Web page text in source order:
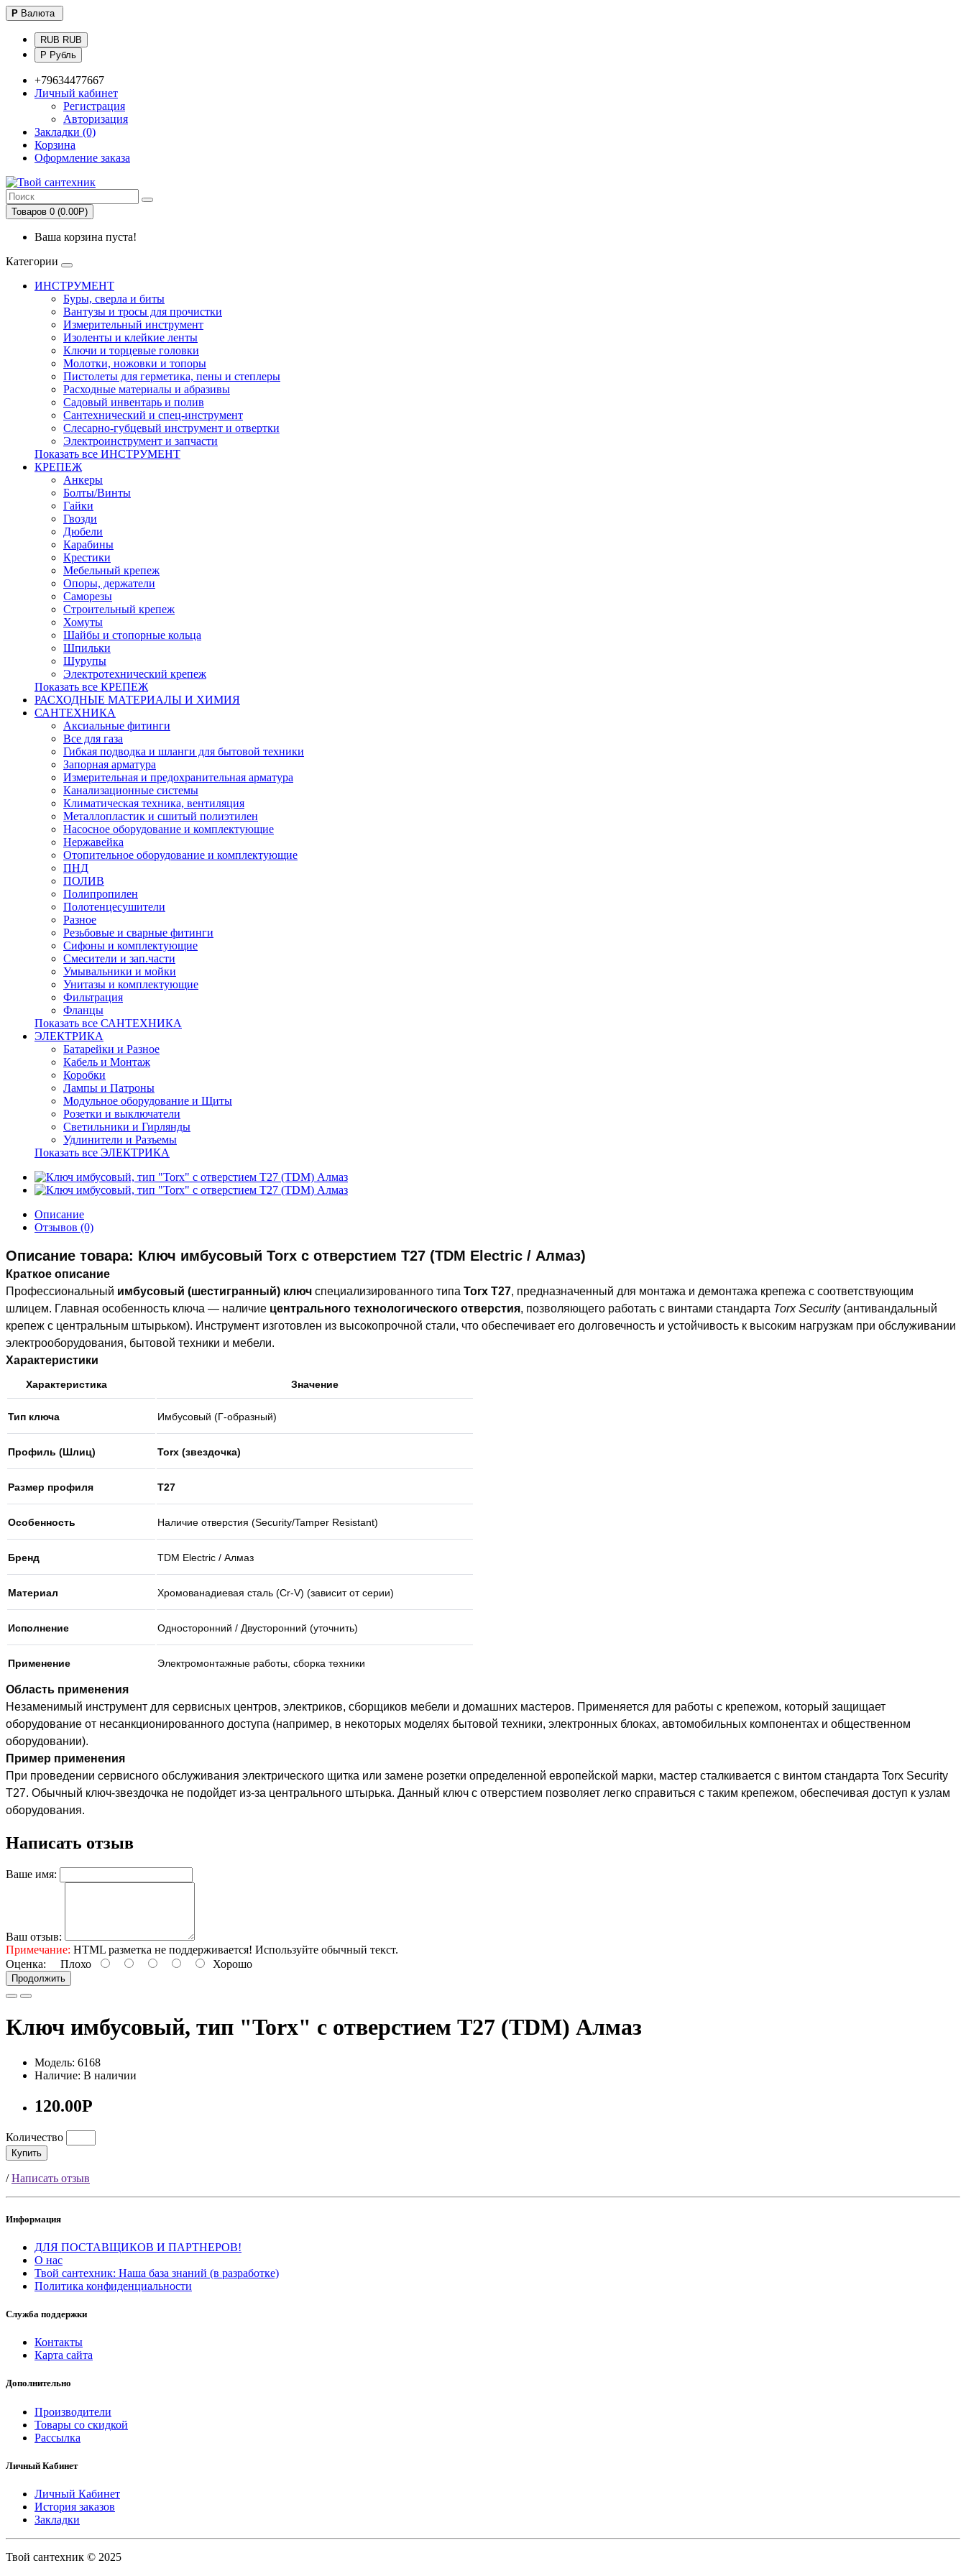
Р Валюта
RUB RUB
Р Рубль
+79634477667
Личный кабинет
Регистрация
Авторизация
Закладки (0)
Корзина
Оформление заказа
Товаров 0 (0.00Р)
Ваша корзина пуста!
Категории
ИНСТРУМЕНТ
Буры, сверла и биты
Вантузы и тросы для прочистки
Измерительный инструмент
Изоленты и клейкие ленты
Ключи и торцевые головки
Молотки, ножовки и топоры
Пистолеты для герметика, пены и степлеры
Расходные материалы и абразивы
Садовый инвентарь и полив
Сантехнический и спец-инструмент
Слесарно-губцевый инструмент и отвертки
Электроинструмент и запчасти
Показать все ИНСТРУМЕНТ
КРЕПЕЖ
Анкеры
Болты/Винты
Гайки
Гвозди
Дюбели
Карабины
Крестики
Мебельный крепеж
Опоры, держатели
Саморезы
Строительный крепеж
Хомуты
Шайбы и стопорные кольца
Шпильки
Шурупы
Электротехнический крепеж
Показать все КРЕПЕЖ
РАСХОДНЫЕ МАТЕРИАЛЫ И ХИМИЯ
САНТЕХНИКА
Аксиальные фитинги
Все для газа
Гибкая подводка и шланги для бытовой техники
Запорная арматура
Измерительная и предохранительная арматура
Канализационные системы
Климатическая техника, вентиляция
Металлопластик и сшитый полиэтилен
Насосное оборудование и комплектующие
Нержавейка
Отопительное оборудование и комплектующие
ПНД
ПОЛИВ
Полипропилен
Полотенцесушители
Разное
Резьбовые и сварные фитинги
Сифоны и комплектующие
Смесители и зап.части
Умывальники и мойки
Унитазы и комплектующие
Фильтрация
Фланцы
Показать все САНТЕХНИКА
ЭЛЕКТРИКА
Батарейки и Разное
Кабель и Монтаж
Коробки
Лампы и Патроны
Модульное оборудование и Щиты
Розетки и выключатели
Светильники и Гирлянды
Удлинители и Разъемы
Показать все ЭЛЕКТРИКА
Описание
Отзывов (0)
Описание товара: Ключ имбусовый Torx с отверстием Т27 (TDM Electric / Алмаз)
Краткое описание
Профессиональный имбусовый (шестигранный) ключ специализированного типа Torx T27, предназначенный для монтажа и демонтажа крепежа с соответствующим
шлицем. Главная особенность ключа — наличие центрального технологического отверстия, позволяющего работать с винтами стандарта Torx Security(антивандальный
крепеж с центральным штырьком). Инструмент изготовлен из высокопрочной стали, что обеспечивает его долговечность и устойчивость к высоким нагрузкам при обслуживании
электрооборудования, бытовой техники и мебели.
Характеристики
Характеристика Значение
Тип ключа Имбусовый (Г-образный)
Профиль (Шлиц) Torx (звездочка)
Размер профиля T27
Особенность Наличие отверстия (Security/Tamper Resistant)
Бренд TDM Electric / Алмаз
Материал Хромованадиевая сталь (Cr-V) (зависит от серии)
Исполнение Односторонний / Двусторонний (уточнить)
Применение Электромонтажные работы, сборка техники
Область применения
Незаменимый инструмент для сервисных центров, электриков, сборщиков мебели и домашних мастеров. Применяется для работы с крепежом, который защищает
оборудование от несанкционированного доступа (например, в некоторых моделях бытовой техники, электронных блоках, автомобильных компонентах и общественном
оборудовании).
Пример применения
При проведении сервисного обслуживания электрического щитка или замене розетки определенной европейской марки, мастер сталкивается с винтом стандарта Torx Security
T27. Обычный ключ-звездочка не подойдет из-за центрального штырька. Данный ключ с отверстием позволяет легко справиться с таким крепежом, обеспечивая доступ к узлам
оборудования.
Написать отзыв
Ваше имя:
Ваш отзыв:
Примечание: HTML разметка не поддерживается! Используйте обычный текст.
Оценка: Плохо Хорошо
Продолжить
Ключ имбусовый, тип "Torx" с отверстием Т27 (TDM) Алмаз
Модель: 6168
Наличие: В наличии
120.00Р
Количество
Купить
/Написать отзыв
Информация
ДЛЯ ПОСТАВЩИКОВ И ПАРТНЕРОВ!
О нас
Твой сантехник: Наша база знаний (в разработке)
Политика конфиденциальности
Служба поддержки
Контакты
Карта сайта
Дополнительно
Производители
Товары со скидкой
Рассылка
Личный Кабинет
Личный Кабинет
История заказов
Закладки
Твой сантехник © 2025